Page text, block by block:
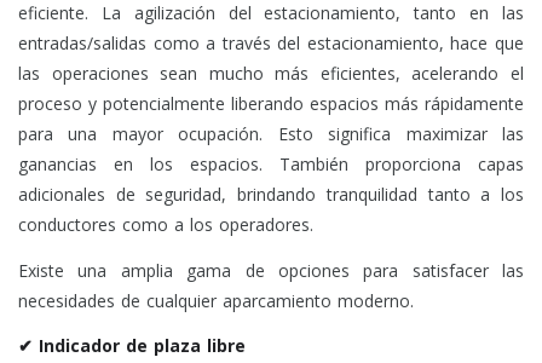
eficiente. La agilización del estacionamiento, tanto en las
entradas/salidas como a través del estacionamiento, hace que
las operaciones sean mucho más eficientes, acelerando el
proceso y potencialmente liberando espacios más rápidamente
para una mayor ocupación. Esto significa maximizar las
ganancias en los espacios. También proporciona capas
adicionales de seguridad, brindando tranquilidad tanto a los
conductores como a los operadores.
Existe una amplia gama de opciones para satisfacer las
necesidades de cualquier aparcamiento moderno.
✔ Indicador de plaza libre